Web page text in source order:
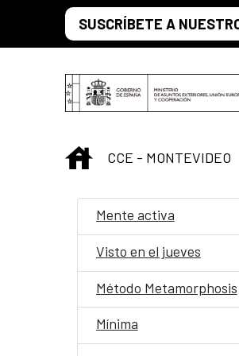
Saltar al contenido principal
SUSCRÍBETE A
INICIO
CCE - MONTEVIDEO
Mente activa
Visto en el jueves
Método Metamorphosis
Mínima